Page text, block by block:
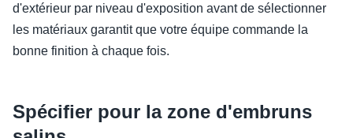
d'extérieur par niveau d'exposition avant de sélectionner
les matériaux garantit que votre équipe commande la
bonne finition à chaque fois.
Spécifier pour la zone d'embruns